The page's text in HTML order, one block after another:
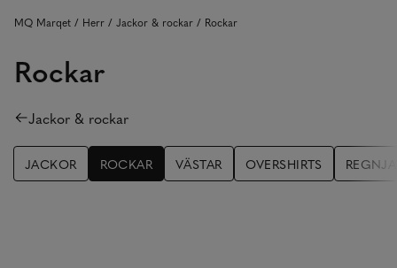
MQ Marqet Herr Jackor & rockar Rockar
Rockar
Jackor & rockar
JACKOR ROCKAR VÄSTAR OVERSHIRTS